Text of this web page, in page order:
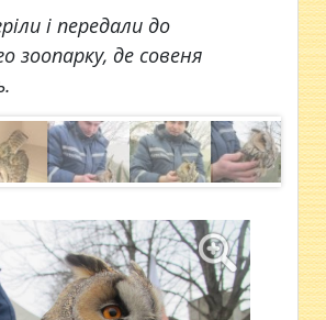
і передали до
зоопарку, де совеня